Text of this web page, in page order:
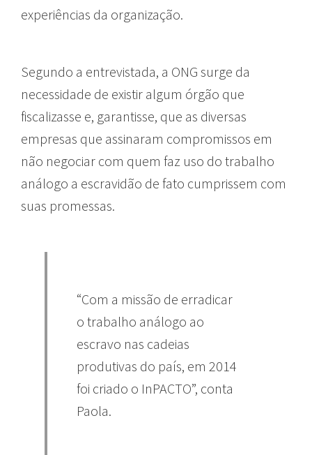
experiências da organização.
Segundo a entrevistada, a ONG surge da
necessidade de existir algum órgão que
fiscalizasse e, garantisse, que as diversas
empresas que assinaram compromissos em
não negociar com quem faz uso do trabalho
análogo a escravidão de fato cumprissem com
suas promessas.
“Com a missão de erradicar
o trabalho análogo ao
escravo nas cadeias
produtivas do país, em 2014
foi criado o InPACTO”, conta
Paola.